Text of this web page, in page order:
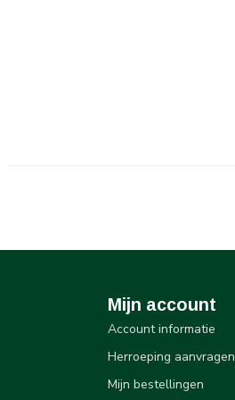
Mijn account
Account informatie
Herroeping aanvragen
Mijn bestellingen